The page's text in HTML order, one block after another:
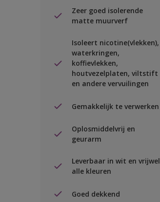
Zeer goed isolerende
matte muurverf
Isoleert nicotine(vlekken),
waterkringen,
koffievlekken,
houtvezelplaten, viltstift
en andere vervuilingen
Gemakkelijk te verwerken
Oplosmiddelvrij en
geurarm
Leverbaar in wit en vrijwel
alle kleuren
Goed dekkend